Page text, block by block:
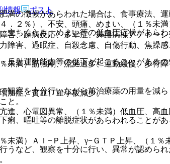
の徴候があらわれた場合は、食事療法、運
ちくらみ、めまい等の低血圧症状があら
射運動能力等の低下が起こることがある
察を十分行いながら前治療薬の用量を減
と。
、嘔吐等の離脱症状があらわれることが
など、観察を十分に行い、異常が認めら
２％）、不安、頭痛、めまい、（１％未
、躁病反応、多幸症、舞踏病様アテトー
害、過眠症、自殺念慮、自傷行動、焦躁
満）筋強剛、流涎過多、運動緩慢、歩行
加症、貧血、血小板減少。
、心電図異常、（１％未満）低血圧、高
満）Ａｌ−Ｐ上昇、γ−ＧＴＰ上昇、（１％
情報 ポスト